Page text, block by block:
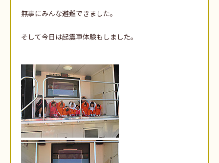
無事にみんな避難できました。
そして今日は起震車体験もしました。